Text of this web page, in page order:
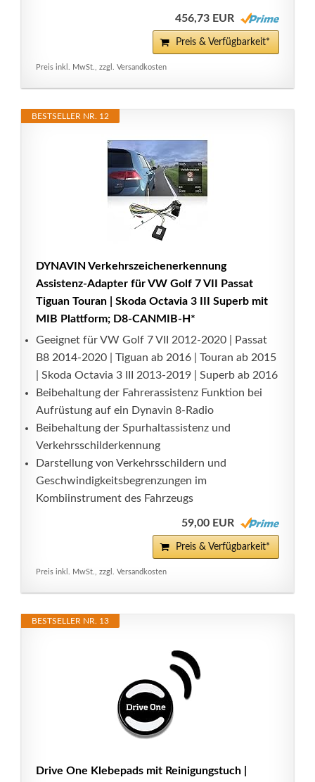
456,73 EUR
Preis & Verfügbarkeit*
Preis inkl. MwSt., zzgl. Versandkosten
BESTSELLER NR. 12
DYNAVIN Verkehrszeichenerkennung
Assistenz-Adapter für VW Golf 7 VII Passat
Tiguan Touran | Skoda Octavia 3 III Superb mit
MIB Plattform; D8-CANMIB-H*
Geeignet für VW Golf 7 VII 2012-2020 | Passat
B8 2014-2020 | Tiguan ab 2016 | Touran ab 2015
| Skoda Octavia 3 III 2013-2019 | Superb ab 2016
Beibehaltung der Fahrerassistenz Funktion bei
Aufrüstung auf ein Dynavin 8-Radio
Beibehaltung der Spurhaltassistenz und
Verkehrsschilderkennung
Darstellung von Verkehrsschildern und
Geschwindigkeitsbegrenzungen im
Kombiinstrument des Fahrzeugs
59,00 EUR
Preis & Verfügbarkeit*
Preis inkl. MwSt., zzgl. Versandkosten
BESTSELLER NR. 13
Drive One Klebepads mit Reinigungstuch |